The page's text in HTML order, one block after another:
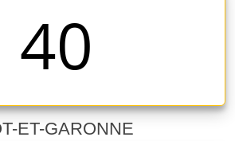
40
ET-GARONNE